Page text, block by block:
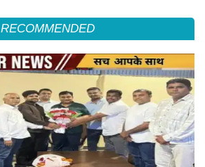
RECOMMENDED